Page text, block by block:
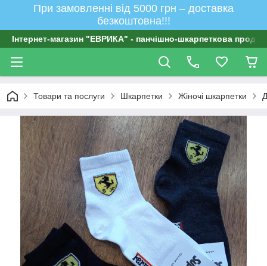
При замовленні від 5000 грн – доставка
безкоштовна!!!
Інтернет-магазин "ЕВРИКА" - панчішно-шкарпеткова
Товари та послуги Шкарпетки Жіночі шкарпетки